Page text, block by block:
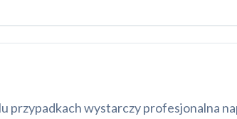
przypadkach wystarczy profesjonalna